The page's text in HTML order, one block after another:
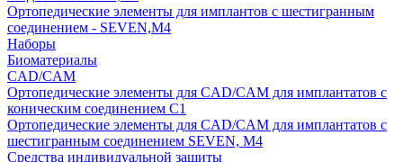
Ортопедические элементы для имплантов с шестигранным
соединением - SEVEN,M4
Наборы
Биоматериалы
CAD/CAM
Ортопедические элементы для CAD/CAM для имплантатов с
коническим соединением С1
Ортопедические элементы для CAD/CAM для имплантатов с
шестигранным соединением SEVEN, М4
Средства индивидуальной защиты